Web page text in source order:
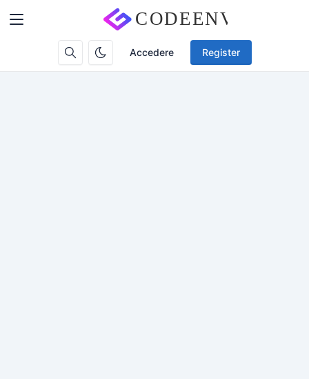
Accedere Register